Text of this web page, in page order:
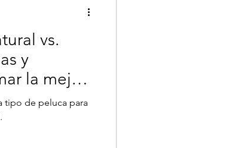
vs.
y
la mejor
tipo de peluca para